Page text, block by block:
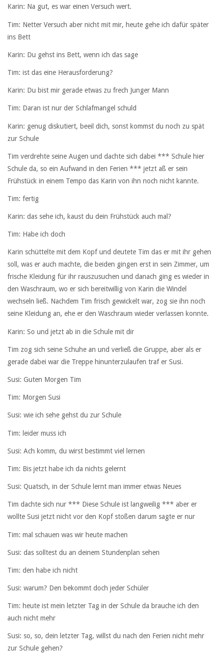
Karin: Na gut, es war einen Versuch wert.
Tim: Netter Versuch aber nicht mit mir, heute gehe ich dafür später
ins Bett
Karin: Du gehst ins Bett, wenn ich das sage
Tim: ist das eine Herausforderung?
Karin: Du bist mir gerade etwas zu frech Junger Mann
Tim: Daran ist nur der Schlafmangel schuld
Karin: genug diskutiert, beeil dich, sonst kommst du noch zu spät
zur Schule
Tim verdrehte seine Augen und dachte sich dabei *** Schule hier
Schule da, so ein Aufwand in den Ferien *** jetzt aß er sein
Frühstück in einem Tempo das Karin von ihn noch nicht kannte.
Tim: fertig
Karin: das sehe ich, kaust du dein Frühstück auch mal?
Tim: Habe ich doch
Karin schüttelte mit dem Kopf und deutete Tim das er mit ihr gehen
soll, was er auch machte, die beiden gingen erst in sein Zimmer, um
frische Kleidung für ihr rauszusuchen und danach ging es wieder in
den Waschraum, wo er sich bereitwillig von Karin die Windel
wechseln ließ. Nachdem Tim frisch gewickelt war, zog sie ihn noch
seine Kleidung an, ehe er den Waschraum wieder verlassen konnte.
Karin: So und jetzt ab in die Schule mit dir
Tim zog sich seine Schuhe an und verließ die Gruppe, aber als er
gerade dabei war die Treppe hinunterzulaufen traf er Susi.
Susi: Guten Morgen Tim
Tim: Morgen Susi
Susi: wie ich sehe gehst du zur Schule
Tim: leider muss ich
Susi: Ach komm, du wirst bestimmt viel lernen
Tim: Bis jetzt habe ich da nichts gelernt
Susi: Quatsch, in der Schule lernt man immer etwas Neues
Tim dachte sich nur *** Diese Schule ist langweilig *** aber er
wollte Susi jetzt nicht vor den Kopf stoßen darum sagte er nur
Tim: mal schauen was wir heute machen
Susi: das solltest du an deinem Stundenplan sehen
Tim: den habe ich nicht
Susi: warum? Den bekommt doch jeder Schüler
Tim: heute ist mein letzter Tag in der Schule da brauche ich den
auch nicht mehr
Susi: so, so, dein letzter Tag, willst du nach den Ferien nicht mehr
zur Schule gehen?